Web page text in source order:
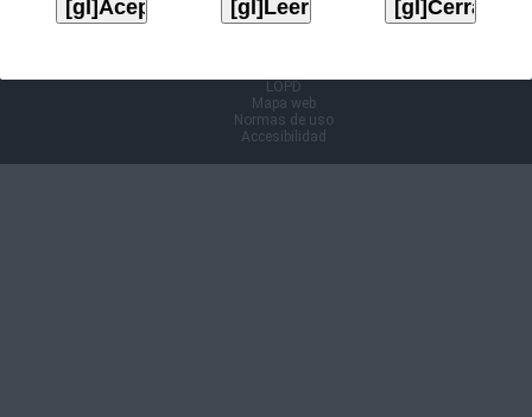
LOPD
Mapa web
Normas de uso
Accesibilidad